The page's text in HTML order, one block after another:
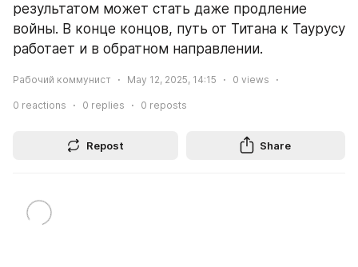
результатом может стать даже продление
войны. В конце концов, путь от Титана к Таурусу
работает и в обратном направлении.
Рабочий коммунист May 12, 2025, 14:15 0 views
0 reactions 0 replies 0 reposts
Repost Share